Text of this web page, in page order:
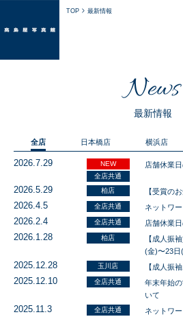
TOP 最新情報
News
最新情報
全店 日本橋店 横浜店
2026.7.29
NEW
全店共通
店舗休業
2026.5.29 柏店 【受賞の
2026.4.5 全店共通 ネットワ
2026.2.4 全店共通 店舗休業
2026.1.28 柏店
【成人振
(金)〜23日
2025.12.28 玉川店 【成人振
2025.12.10 全店共通
年末年始
いて
2025.11.3 全店共通 ネットワ